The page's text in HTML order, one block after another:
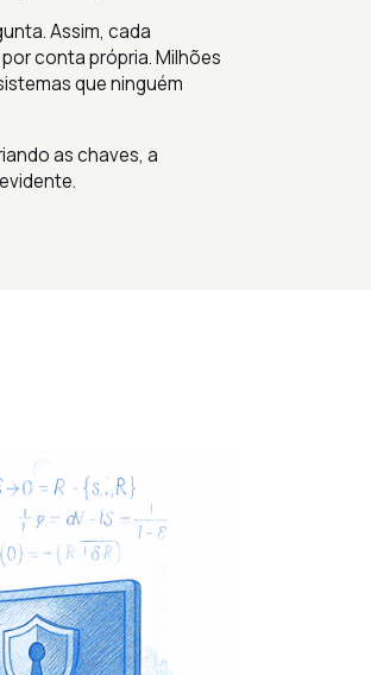
Assim, cada
conta própria. Milhões
que ninguém
as chaves, a